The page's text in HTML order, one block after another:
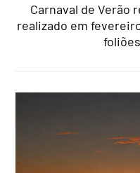
Carnaval de Verão
realizado em